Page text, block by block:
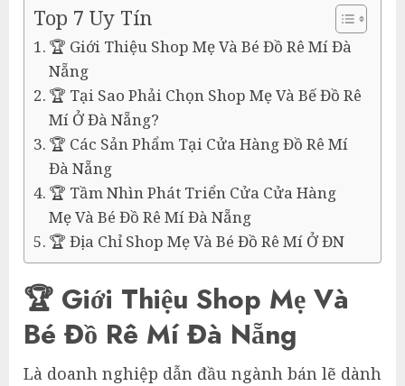
Top 7 Uy Tín
🏆 Giới Thiệu Shop Mẹ Và Bé Đồ Rê Mí Đà
Nẵng
🏆 Tại Sao Phải Chọn Shop Mẹ Và Bế Đồ Rê
Mí Ở Đà Nẵng?
🏆 Các Sản Phẩm Tại Cửa Hàng Đồ Rê Mí
Đà Nẵng
🏆 Tầm Nhìn Phát Triển Cửa Cửa Hàng
Mẹ Và Bé Đồ Rê Mí Đà Nẵng
🏆 Địa Chỉ Shop Mẹ Và Bé Đồ Rê Mí Ở ĐN
🏆 Giới Thiệu Shop Mẹ Và
Bé Đồ Rê Mí Đà Nẵng
Là doanh nghiệp dẫn đầu ngành bán lẽ dành